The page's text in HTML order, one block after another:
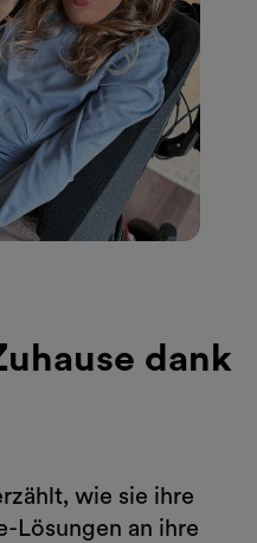
dank
wie sie ihre
Lösungen an ihre